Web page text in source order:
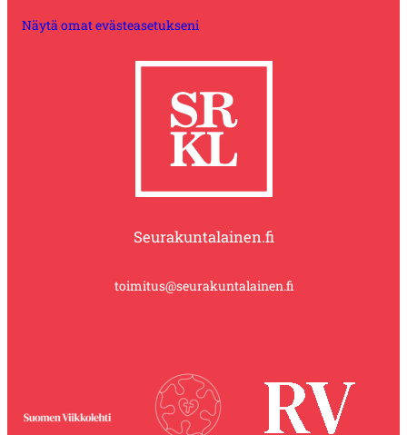
Näytä omat evästeasetukseni
Seurakuntalainen.fi
toimitus@seurakuntalainen.fi